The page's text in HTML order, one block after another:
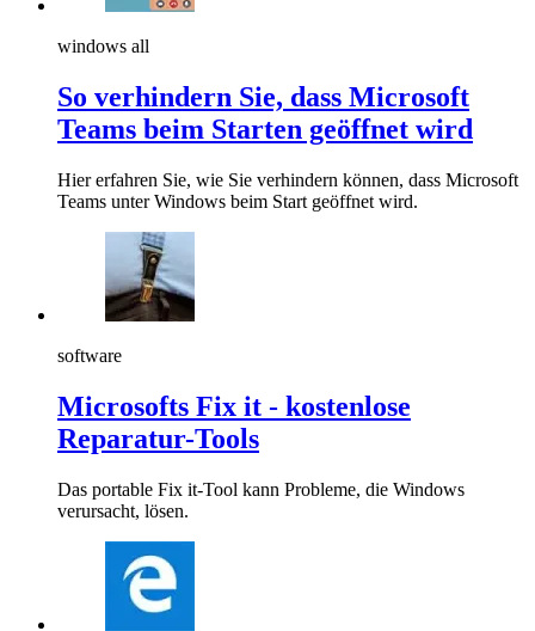
windows all
So verhindern Sie, dass Microsoft
Teams beim Starten geöffnet wird
Hier erfahren Sie, wie Sie verhindern können, dass Microsoft
Teams unter Windows beim Start geöffnet wird.
software
Microsofts Fix it - kostenlose
Reparatur-Tools
Das portable Fix it-Tool kann Probleme, die Windows
verursacht, lösen.